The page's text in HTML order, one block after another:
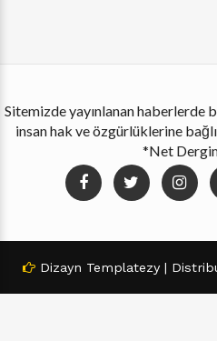
Sitemizde yayınlanan haberlerde
insan hak ve özgürlüklerine
*Net
Dizayn Templatezy |